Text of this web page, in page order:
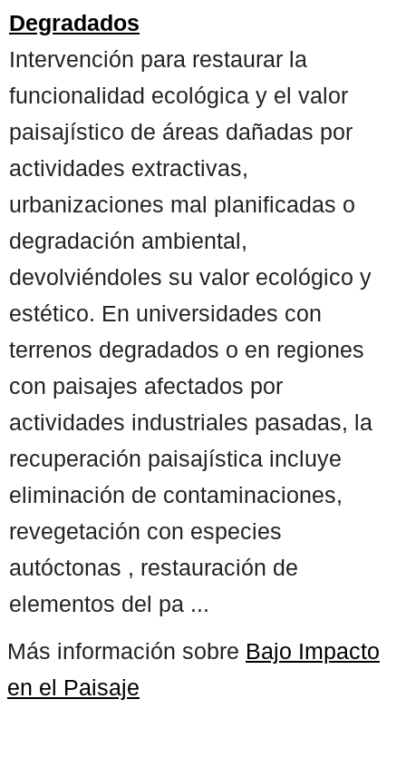
Degradados
Intervención para restaurar la
funcionalidad ecológica y el valor
paisajístico de áreas dañadas por
actividades extractivas,
urbanizaciones mal planificadas o
degradación ambiental,
devolviéndoles su valor ecológico y
estético. En universidades con
terrenos degradados o en regiones
con paisajes afectados por
actividades industriales pasadas, la
recuperación paisajística incluye
eliminación de contaminaciones,
revegetación con especies
autóctonas , restauración de
elementos del pa ...
Más información sobre Bajo Impacto
en el Paisaje